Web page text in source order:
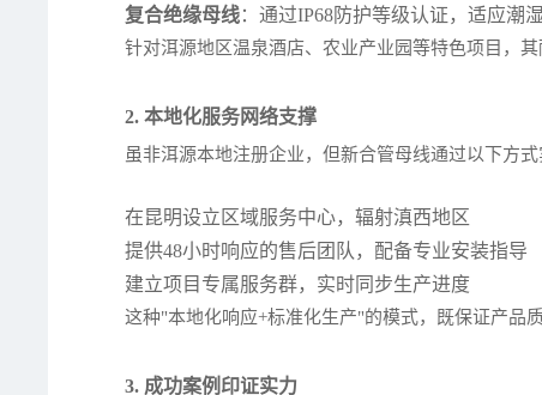
复合绝缘母线：通过IP68防护等级认证，适应潮
针对洱源地区温泉酒店、农业产业园等特色项目，
2. 本地化服务网络支撑
虽非洱源本地注册企业，但新合管母线通过以下方式
在昆明设立区域服务中心，辐射滇西地区
提供48小时响应的售后团队，配备专业安装指导
建立项目专属服务群，实时同步生产进度
这种"本地化响应+标准化生产"的模式，既保证产品
3. 成功案例印证实力